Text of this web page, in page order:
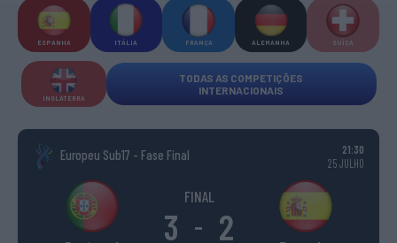
ESPANHA ITÁLIA FRANÇA ALEMANHA SUÍÇA
INGLATERRA
TODAS AS COMPETIÇÕES
INTERNACIONAIS
Europeu Sub17 - Fase Final
21:30
25 JULHO
FINAL
3 - 2